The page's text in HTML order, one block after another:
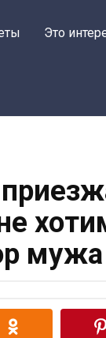
Это